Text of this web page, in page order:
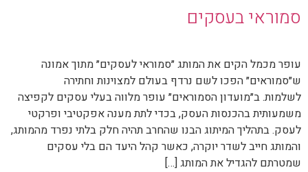
סמוראי בעסקים
עופר מכמל הקים את המותג ״סמוראי לעסקים״ מתוך אמונה
ש״סמוראים״ הפכו לשם נרדף בעולם למצוינות וחתירה
לשלמות. ב״מועדון הסמוראים״ עופר מלווה בעלי עסקים לקפיצה
משמעותית בהכנסות העסק, בכדי לתת מענה אפקטיבי ופרקטי
לעסק. בתהליך המיתוג הבנו שהחרב תהיה חלק בלתי נפרד מהמותג,
והמותג חייב לשדר יוקרה, כאשר קהל היעד הם בלי עסקים
שמטרתם להגדיל את המותג […]